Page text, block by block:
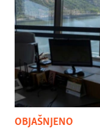
OBJAŠNJENO